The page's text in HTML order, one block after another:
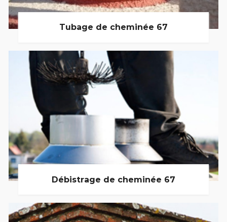
Tubage de cheminée 67
Débistrage de cheminée 67